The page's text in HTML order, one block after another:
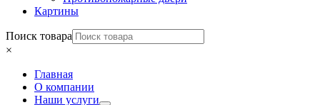
Картины
Поиск товара
×
Главная
О компании
Наши услуги